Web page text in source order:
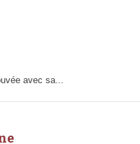
avec sa...